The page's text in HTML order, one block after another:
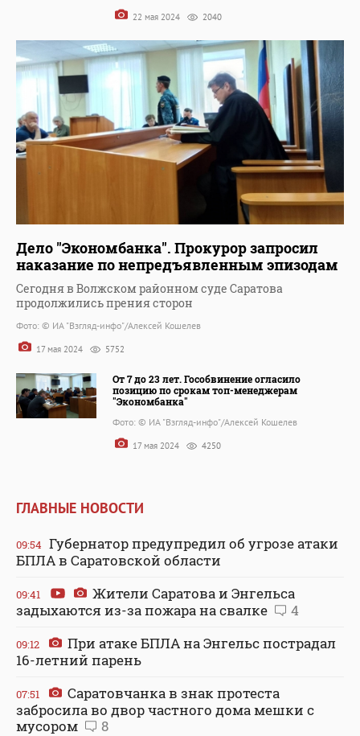
22 мая 2024 2040
Дело "Экономбанка". Прокурор запросил
наказание по непредъявленным эпизодам
Сегодня в Волжском районном суде Саратова
продолжились прения сторон
Фото: © ИА "Взгляд-инфо"/Алексей Кошелев
17 мая 2024 5752
От 7 до 23 лет. Гособвинение огласило
позицию по срокам топ-менеджерам
"Экономбанка"
Фото: © ИА "Взгляд-инфо"/Алексей Кошелев
17 мая 2024 4250
ГЛАВНЫЕ НОВОСТИ
09:54 Губернатор предупредил об угрозе атаки
БПЛА в Саратовской области
09:41
Жители Саратова и Энгельса
задыхаются из-за пожара на свалке
4
09:12
При атаке БПЛА на Энгельс пострадал
16-летний парень
07:51
Саратовчанка в знак протеста
забросила во двор частного дома мешки с
мусором
8